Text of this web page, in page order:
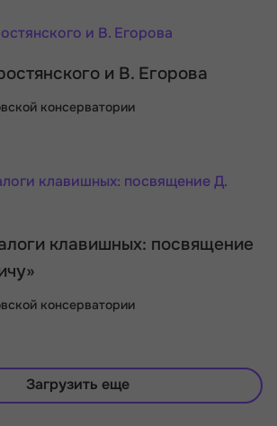
и В. Егорова
консерватории
клавишных: посвящение
консерватории
Загрузить еще